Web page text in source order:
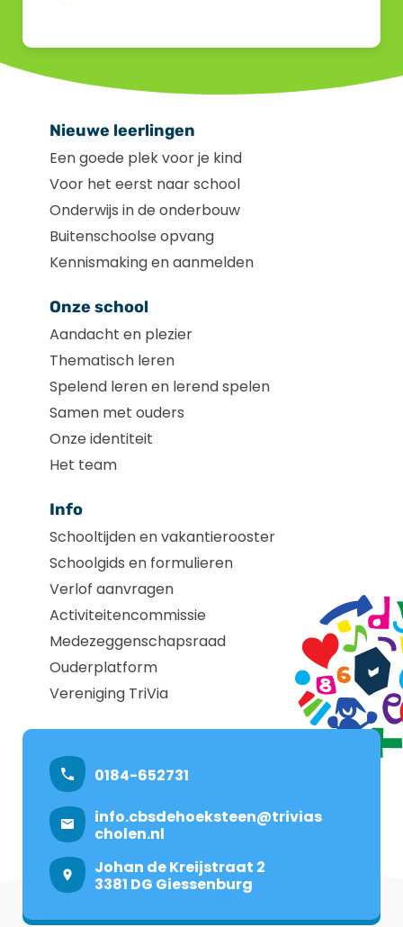
Nieuwe leerlingen
Een goede plek voor je kind
Voor het eerst naar school
Onderwijs in de onderbouw
Buitenschoolse opvang
Kennismaking en aanmelden
Onze school
Aandacht en plezier
Thematisch leren
Spelend leren en lerend spelen
Samen met ouders
Onze identiteit
Het team
Info
Schooltijden en vakantierooster
Schoolgids en formulieren
Verlof aanvragen
Activiteitencommissie
Medezeggenschapsraad
Ouderplatform
Vereniging TriVia
0184-652731
info.cbsdehoeksteen@trivias
cholen.nl
Johan de Kreijstraat 2
3381 DG Giessenburg